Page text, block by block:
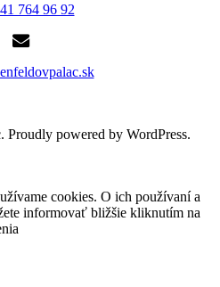
764 96 92
powered by WordPress.
cookies. O ich používaní a
informovať bližšie kliknutím na